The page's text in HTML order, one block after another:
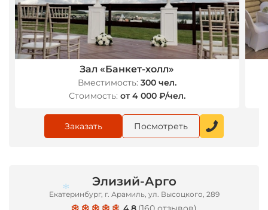
Зал «Банкет-холл»
Вместимость: 300 чел.
Стоимость: от 4 000 ₽/чел.
Заказать Посмотреть
Элизий-Арго
Екатеринбург, г. Арамиль, ул. Высоцкого, 289